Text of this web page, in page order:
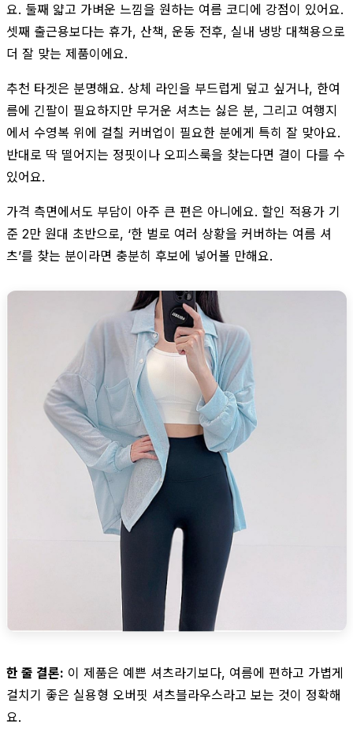
요. 둘째 얇고 가벼운 느낌을 원하는 여름 코디에 강점이 있어요.
셋째 출근용보다는 휴가, 산책, 운동 전후, 실내 냉방 대책용으로
더 잘 맞는 제품이에요.
추천 타겟은 분명해요. 상체 라인을 부드럽게 덮고 싶거나, 한여
름에 긴팔이 필요하지만 무거운 셔츠는 싫은 분, 그리고 여행지
에서 수영복 위에 걸칠 커버업이 필요한 분에게 특히 잘 맞아요.
반대로 딱 떨어지는 정핏이나 오피스룩을 찾는다면 결이 다를 수
있어요.
가격 측면에서도 부담이 아주 큰 편은 아니에요. 할인 적용가 기
준 2만 원대 초반으로, ‘한 벌로 여러 상황을 커버하는 여름 셔
츠’를 찾는 분이라면 충분히 후보에 넣어볼 만해요.
한 줄 결론: 이 제품은 예쁜 셔츠라기보다, 여름에 편하고 가볍게
걸치기 좋은 실용형 오버핏 셔츠블라우스라고 보는 것이 정확해
요.